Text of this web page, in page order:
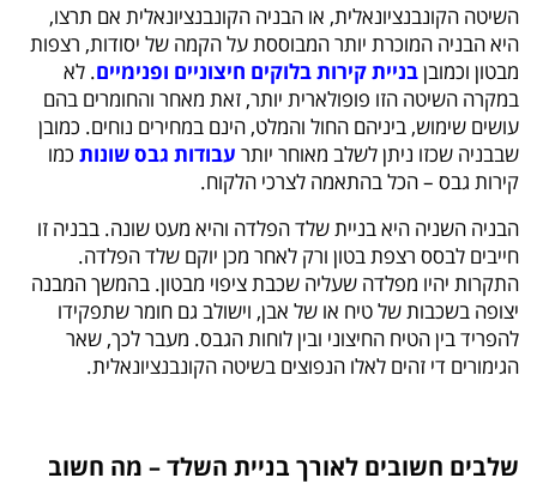
השיטה הקונבנציונאלית, או הבניה הקונבנציונאלית אם תרצו,
היא הבניה המוכרת יותר המבוססת על הקמה של יסודות, רצפות
מבטון וכמובןבניית קירות בלוקים חיצוניים ופנימיים. לא
במקרה השיטה הזו פופולארית יותר, זאת מאחר והחומרים בהם
עושים שימוש, ביניהם החול והמלט, הינם במחירים נוחים. כמובן
שבבניה שכזו ניתן לשלב מאוחר יותר עבודות גבס שונות כמו
קירות גבס – הכל בהתאמה לצרכי הלקוח.
הבניה השניה היא בניית שלד הפלדה והיא מעט שונה. בבניה זו
חייבים לבסס רצפת בטון ורק לאחר מכן יוקם שלד הפלדה.
התקרות יהיו מפלדה שעליה שכבת ציפוי מבטון. בהמשך המבנה
יצופה בשכבות של טיח או של אבן, וישולב גם חומר שתפקידו
להפריד בין הטיח החיצוני ובין לוחות הגבס. מעבר לכך, שאר
הגימורים די זהים לאלו הנפוצים בשיטה הקונבנציונאלית.
שלבים חשובים לאורך בניית השלד – מה חשוב